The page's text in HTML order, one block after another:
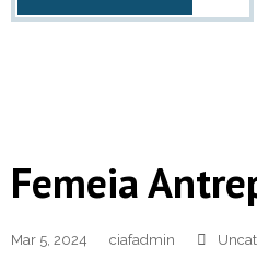
Femeia
Mar 5, 2024 ciafadmin